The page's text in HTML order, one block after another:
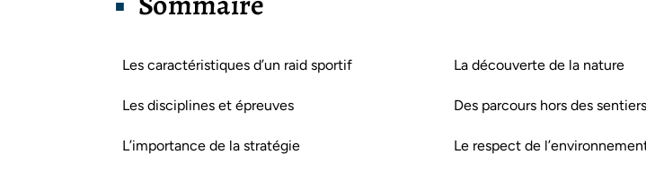
Les caractéristiques d’un raid sportif
Les disciplines et épreuves
L’importance de la stratégie
La découverte de la nature
Des parcours hors des
Le respect de